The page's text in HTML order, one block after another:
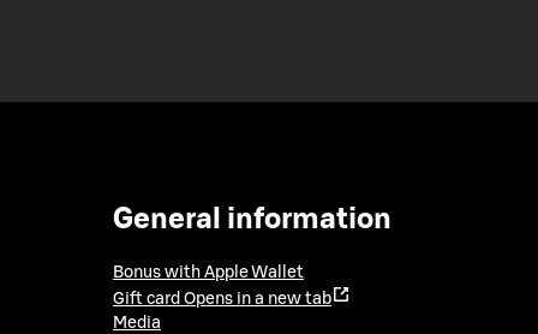
General information
Bonus with Apple Wallet
Gift card Opens in a new tab
Media